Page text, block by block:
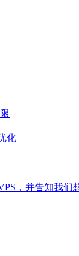
化
，并告知我们